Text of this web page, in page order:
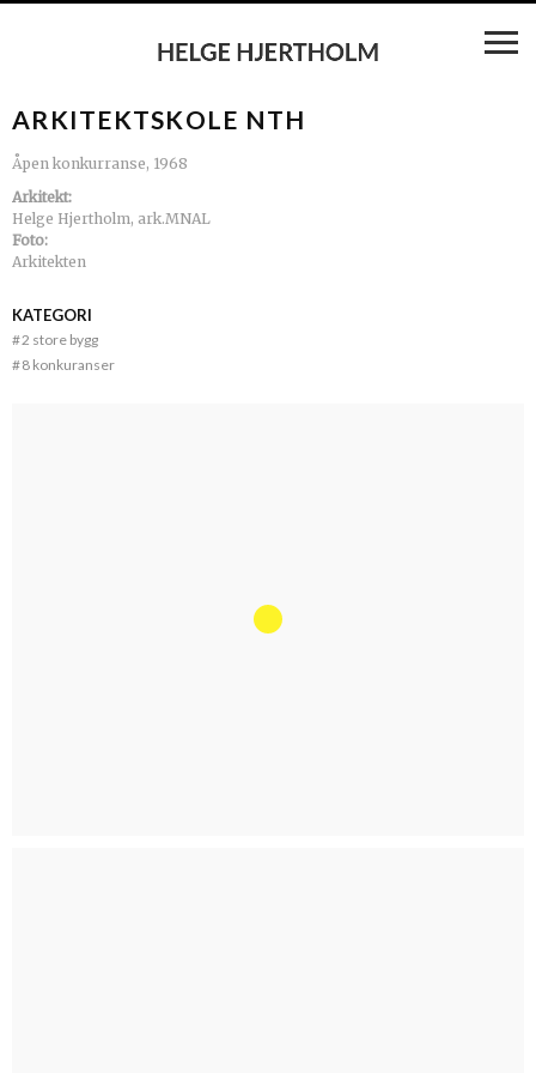
ARKITEKTSKOLE NTH
Åpen konkurranse, 1968
Arkitekt:
Helge Hjertholm, ark.MNAL
Foto:
Arkitekten
KATEGORI
#2 store bygg
#8 konkuranser